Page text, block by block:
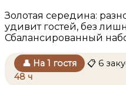
Золотая середина:
удивит гостей, без
Сбалансированный
👤 На 1 гостя 📋 6
48 ч